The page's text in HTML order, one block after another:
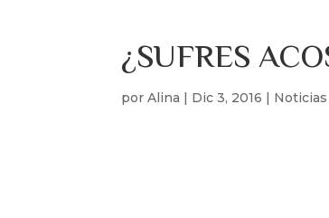
¿SUFRES
porAlina | Dic 3, 2016 | Noticias